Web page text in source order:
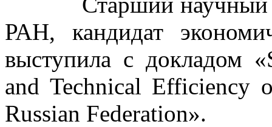
РАН, кандидат
выступила с докладом
and Technical Efficiency
Russian Federation».